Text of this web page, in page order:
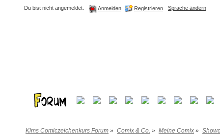
Du bist nicht angemeldet. Anmelden Registrieren Sprache ändern
Kims Comiczeichenkurs Forum » Comix & Co. » Meine Comix »